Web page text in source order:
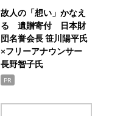
故人の「想い」かなえ
る 遺贈寄付 日本財
団名誉会長 笹川陽平氏
×フリーアナウンサー
長野智子氏
PR